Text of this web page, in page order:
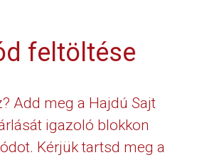
feltöltése
Add meg a Hajdú Sajt
igazoló blokkon
Kérjük tartsd meg a